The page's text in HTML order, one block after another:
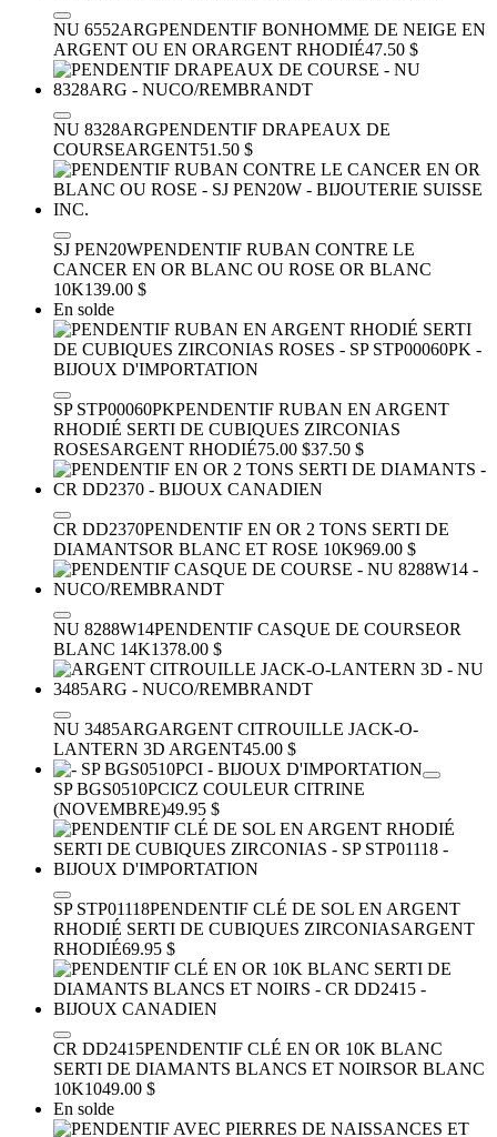
NU 6552ARGPENDENTIF BONHOMME DE NEIGE EN
ARGENT OU EN ORARGENT RHODIÉ47.50 $
NU 8328ARGPENDENTIF DRAPEAUX DE
COURSEARGENT51.50 $
SJ PEN20WPENDENTIF RUBAN CONTRE LE
CANCER EN OR BLANC OU ROSE OR BLANC
10K139.00 $
En solde
SP STP00060PKPENDENTIF RUBAN EN ARGENT
RHODIÉ SERTI DE CUBIQUES ZIRCONIAS
ROSESARGENT RHODIÉ75.00 $37.50 $
CR DD2370PENDENTIF EN OR 2 TONS SERTI DE
DIAMANTSOR BLANC ET ROSE 10K969.00 $
NU 8288W14PENDENTIF CASQUE DE COURSEOR
BLANC 14K1378.00 $
NU 3485ARGARGENT CITROUILLE JACK-O-
LANTERN 3D ARGENT45.00 $
SP BGS0510PCICZ COULEUR CITRINE
(NOVEMBRE)49.95 $
SP STP01118PENDENTIF CLÉ DE SOL EN ARGENT
RHODIÉ SERTI DE CUBIQUES ZIRCONIASARGENT
RHODIÉ69.95 $
CR DD2415PENDENTIF CLÉ EN OR 10K BLANC
SERTI DE DIAMANTS BLANCS ET NOIRSOR BLANC
10K1049.00 $
En solde